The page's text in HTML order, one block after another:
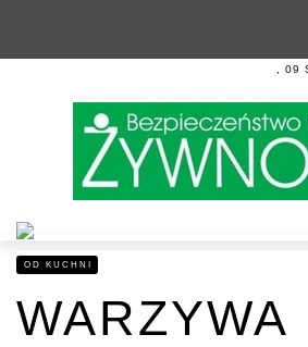
, 09
OD KUCHNI
WARZYWA